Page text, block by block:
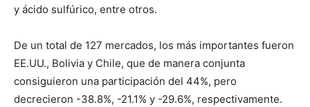
y ácido sulfúrico, entre otros.
De un total de 127 mercados, los más importantes fueron
EE.UU., Bolivia y Chile, que de manera conjunta
consiguieron una participación del 44%, pero
decrecieron -38.8%, -21.1% y -29.6%, respectivamente.